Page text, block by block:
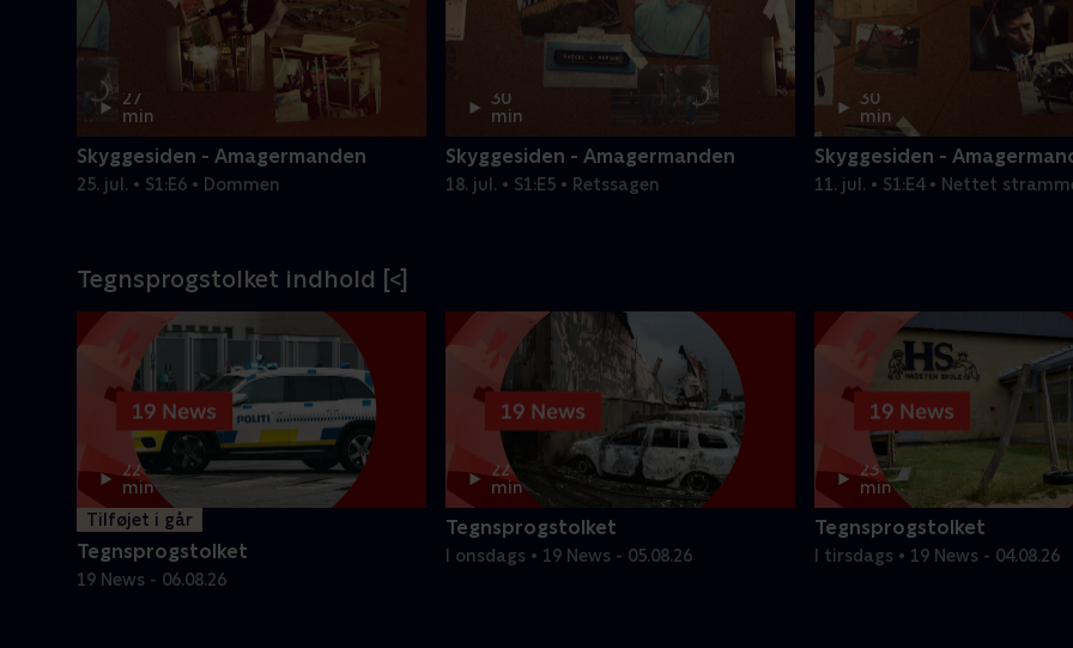
27
min
Skyggesiden - Amagermanden
25. jul. • S1:E6 • Dommen
30
min
Skyggesiden - Amagermanden
18. jul. • S1:E5 • Retssagen
30
min
Skyggesiden -
11. jul. • S1:E4 • Nettet
Tegnsprogstolket indhold [<]
22
min
Tilføjet i går
Tegnsprogstolket
19 News - 06.08.26
22
min
Tegnsprogstolket
I onsdags • 19 News - 05.08.26
23
min
Tegnsprogstolket
I tirsdags • 19 News - 04.08.26